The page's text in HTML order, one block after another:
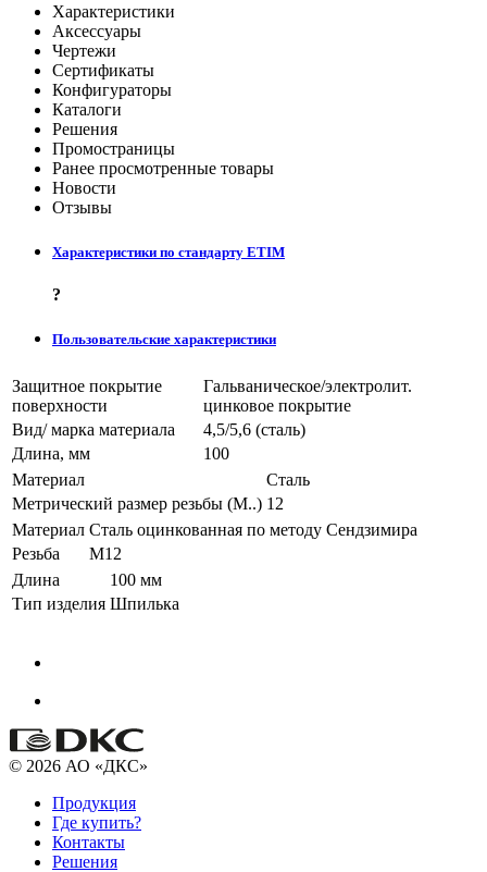
Характеристики
Аксессуары
Чертежи
Сертификаты
Конфигураторы
Каталоги
Решения
Промостраницы
Ранее просмотренные товары
Новости
Отзывы
Характеристики по стандарту ETIM
?
Пользовательские характеристики
Защитное покрытие
поверхности
Гальваническое/электролит.
цинковое покрытие
Вид/ марка материала
4,5/5,6 (сталь)
Длина, мм
100
Материал
Сталь
Метрический размер резьбы (М..) 12
Материал Сталь оцинкованная по методу Сендзимира
Резьба
M12
Длина
100 мм
Тип изделия Шпилька
© 2026 АО «ДКС»
Продукция
Где купить?
Контакты
Решения